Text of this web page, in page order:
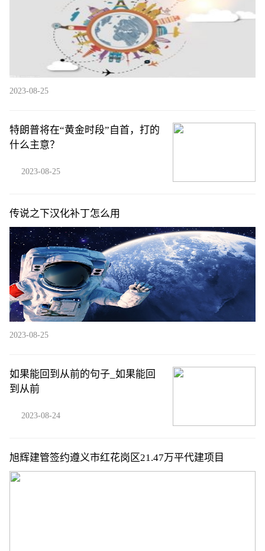
2023-08-25
特朗普将在“黄金时段”自首，打的
什么主意？
2023-08-25
传说之下汉化补丁怎么用
2023-08-25
如果能回到从前的句子_如果能回
到从前
2023-08-24
旭辉建管签约遵义市红花岗区21.47万平代建项目